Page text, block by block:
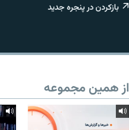
بازکردن در پنجره جدید
از همین مجموعه